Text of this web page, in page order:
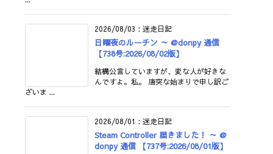
2026/08/03 : 迷走日記
日曜夜のルーチン ～ @donpy 通信
【738号:2026/08/02版】
結構公言していますが、変な人が好きな
んですよ。私。 唐突な始まりで申し訳ご
ざいま ...
2026/08/01 : 迷走日記
Steam Controller 届きました！ ～ @
donpy 通信 【737号:2026/08/01版】